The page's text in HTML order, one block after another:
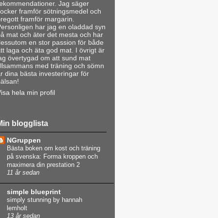
Jag säger
framför sötningsmedel och
framför margarin.
har jag en oladdad syn
mat och äter det mesta och har
en stor passion för både
laga och äta god mat. I övrigt är
övertygad om att sund mat
med träning och sömn
dina bästa investeringar för
hela min profil
blogglista
NGruppen
Bästa boken om kost och träning
på svenska: Forma kroppen och
maximera din prestation 2
11 år sedan
simple blueprint
simply stunning by hannah
lemholt
13 år sedan